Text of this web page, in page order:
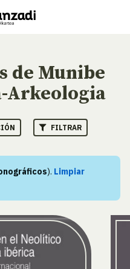
de Munibe
Arkeologia
FILTRAR
). Limpiar